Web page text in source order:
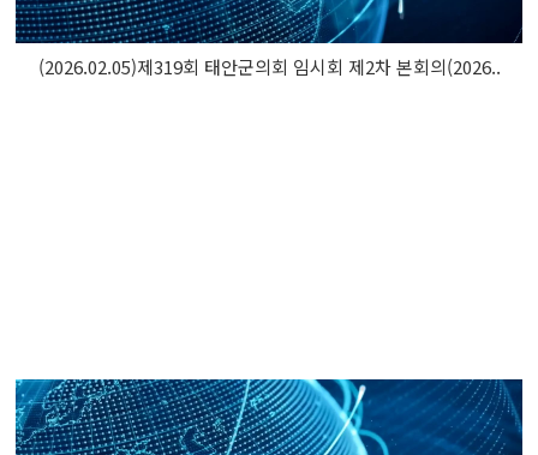
(2026.02.05)제319회 태안군의회 임시회 제2차 본회의(2026..